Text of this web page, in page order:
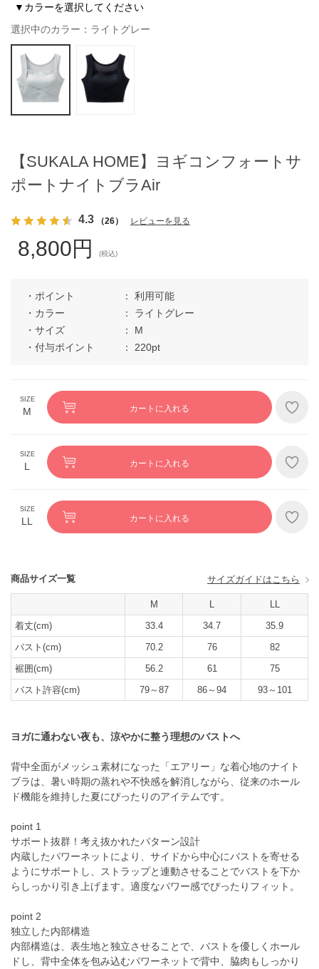
▼カラーを選択してください
選択中のカラー：ライトグレー
【SUKALA HOME】ヨギコンフォートサ
ポートナイトブラAir
4.3 （26） レビューを見る
8,800円 (税込)
ポイント
利用可能
カラー
ライトグレー
サイズ
M
付与ポイント
220pt
M カートに入れる
L カートに入れる
LL カートに入れる
商品サイズ一覧 サイズガイドはこちら
M
着丈(cm)
33.4 34.7
35.9
バスト(cm)
70.2 76
82
裾囲(cm)
56.2 61
75
バスト許容(cm)
79～87 86～94 93～101
ヨガに通わない夜も、涼やかに整う理想のバストへ
背中全面がメッシュ素材になった「エアリー」な着心地のナイト
ブラは、暑い時期の蒸れや不快感を解消しながら、従来のホール
ド機能を維持した夏にぴったりのアイテムです。
point 1
サポート抜群！考え抜かれたパターン設計
内蔵したパワーネットにより、サイドから中心にバストを寄せる
ようにサポートし、ストラップと連動させることでバストを下か
らしっかり引き上げます。適度なパワー感でぴったりフィット。
point 2
独立した内部構造
内部構造は、表生地と独立させることで、バストを優しくホール
ドし、背中全体を包み込むパワーネットで背中、脇肉もしっかり